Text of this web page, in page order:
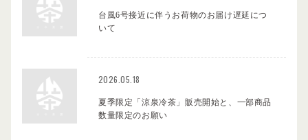
台風6号接近に伴うお荷物のお届け遅延につ
いて
2026.05.18
夏季限定「涼泉冷茶」販売開始と、一部商品
数量限定のお願い